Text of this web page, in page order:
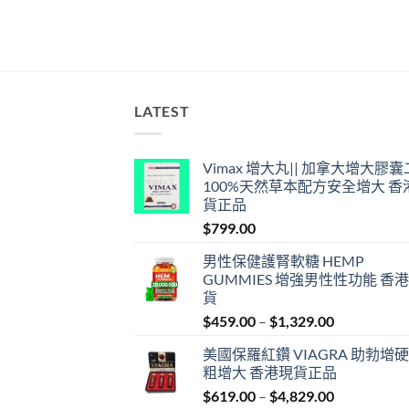
LATEST
Vimax 增大丸|| 加拿大增大膠囊
100%天然草本配方安全增大 香
貨正品
$799.00
男性保健護腎軟糖 HEMP
GUMMIES 增強男性性功能 香
貨
$459.00 – $1,329.00Price
$459.00
through
$1,329.00
美國保羅紅鑽 VIAGRA 助勃增
粗增大 香港現貨正品
$619.00 – $4,829.00Price